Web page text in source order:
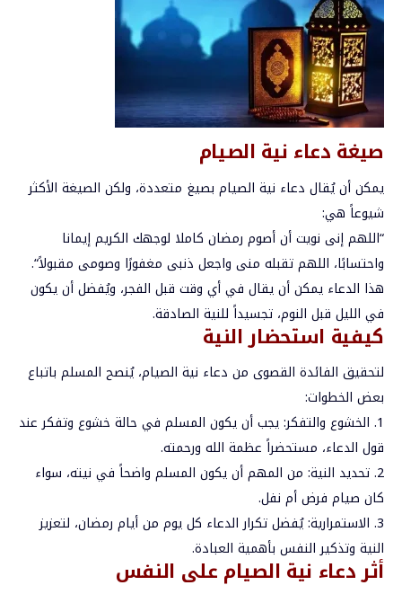
صيغة دعاء نية الصيام
يمكنأنيُقال دعاء نية الصيام بصيغ متعددة، ولكن الصيغة الأكثر
شيوعاً هي:
“اللهمإنى نويتأنأصوم رمضان كاملا لوجهك الكريمإيمانا
واحتسابًا، اللهمتقبله منى واجعل ذنبى مغفورًا وصومى مقبولاً“.
هذا الدعاء يمكنأنيقال فيأي وقت قبل الفجر، ويُفضلأنيكون
في الليل قبل النوم، تجسيداً للنية الصادقة.
كيفية استحضارالنية
لتحقيق الفائدة القصوى من دعاء نية الصيام، يُنصح المسلم باتباع
بعض الخطوات:
1. الخشوع والتفكر:يجبأنيكون المسلم في حالة خشوع وتفكر عند
قول الدعاء، مستحضراً عظمة الله ورحمته.
2. تحديد النية: من المهمأنيكون المسلم واضحاً في نيته، سواء
كان صيام فرضأم نفل.
3. الاستمرارية:يُفضلتكرار الدعاء كليوم منأيام رمضان، لتعزيز
النية وتذكير النفس بأهمية العبادة.
أثردعاء نية الصيام على النفس